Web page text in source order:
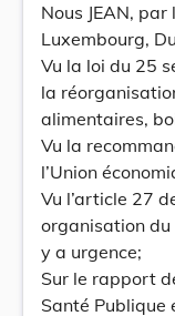
Nous JEAN,
Luxembourg,
Vu la loi du 25
la
alimentaires,
Vu la
l’Union
Vu l’article 27
organisation du
y a urgence;
Sur le rapport
Santé Publique